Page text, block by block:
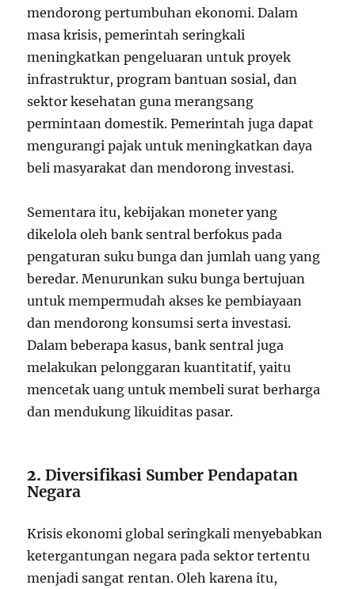
mendorong pertumbuhan ekonomi. Dalam
masa krisis, pemerintah seringkali
meningkatkan pengeluaran untuk proyek
infrastruktur, program bantuan sosial, dan
sektor kesehatan guna merangsang
permintaan domestik. Pemerintah juga dapat
mengurangi pajak untuk meningkatkan daya
beli masyarakat dan mendorong investasi.
Sementara itu, kebijakan moneter yang
dikelola oleh bank sentral berfokus pada
pengaturan suku bunga dan jumlah uang yang
beredar. Menurunkan suku bunga bertujuan
untuk mempermudah akses ke pembiayaan
dan mendorong konsumsi serta investasi.
Dalam beberapa kasus, bank sentral juga
melakukan pelonggaran kuantitatif, yaitu
mencetak uang untuk membeli surat berharga
dan mendukung likuiditas pasar.
2.Diversifikasi Sumber Pendapatan
Negara
Krisis ekonomi global seringkali menyebabkan
ketergantungan negara pada sektor tertentu
menjadi sangat rentan. Oleh karena itu,